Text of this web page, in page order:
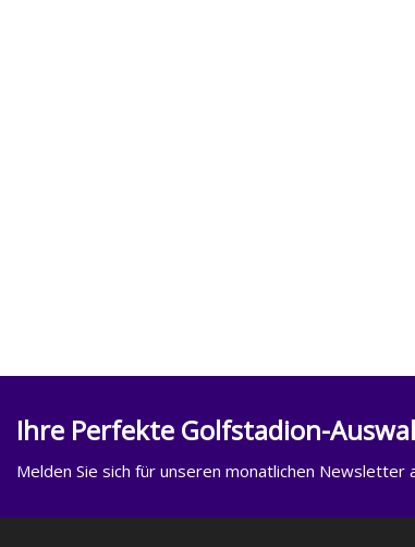
Ihre Perfekte Golfstadion-
Melden Sie sich für unseren monatlichen